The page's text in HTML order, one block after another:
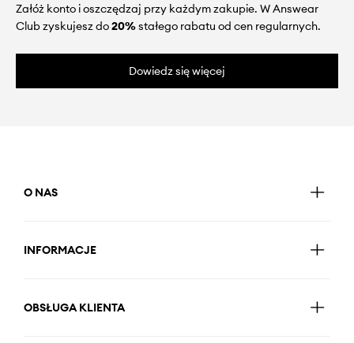
Załóż konto i oszczędzaj przy każdym zakupie. W Answear
Club zyskujesz do20%stałego rabatu od cen regularnych.
Dowiedz się więcej
O NAS
INFORMACJE
OBSŁUGA KLIENTA